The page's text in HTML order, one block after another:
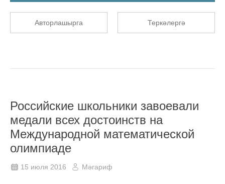
Авторлашырга Теркәлергә
Российские школьники завоевали
медали всех достоинств на
Международной математической
олимпиаде
15 июля 2016 Мәгариф